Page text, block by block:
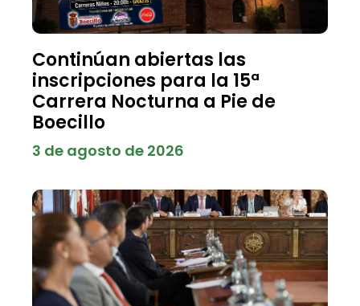
Continúan abiertas las
inscripciones para la 15ª
Carrera Nocturna a Pie de
Boecillo
3 de agosto de 2026